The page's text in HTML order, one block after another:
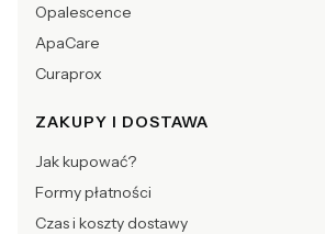
Opalescence
ApaCare
Curaprox
ZAKUPY I DOSTAWA
Jak kupować?
Formy płatności
Czas i koszty dostawy